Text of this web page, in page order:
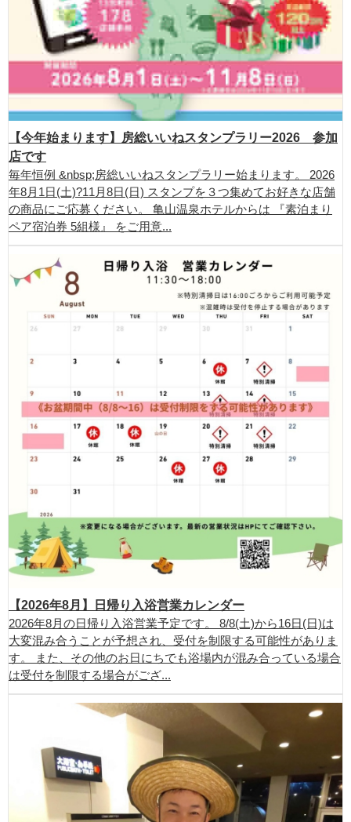
【今年始まります】房総いいねスタンプラリー2026 参加
店です
毎年恒例 &nbsp;房総いいねスタンプラリー始まります。 2026
年8月1日(土)?11月8日(日) スタンプを３つ集めてお好きな店舗
の商品にご応募ください。 亀山温泉ホテルからは 『素泊まり
ペア宿泊券 5組様』 をご用意...
【2026年8月】日帰り入浴営業カレンダー
2026年8月の日帰り入浴営業予定です。 8/8(土)から16日(日)は
大変混み合うことが予想され、受付を制限する可能性がありま
す。 また、その他のお日にちでも浴場内が混み合っている場合
は受付を制限する場合がござ...